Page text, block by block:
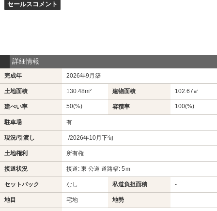
セールスコメント
詳細情報
完成年 2026年9月築
土地面積 130.48m² 建物面積 102.67㎡
建ぺい率 50(%) 容積率 100(%)
駐車場 有
現況/引渡し -/2026年10月下旬
土地権利 所有権
接道状況 接道: 東 公道 道路幅: 5ｍ
セットバック なし 私道負担面積 -
地目 宅地 地勢